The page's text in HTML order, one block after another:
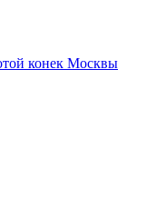
конек Москвы